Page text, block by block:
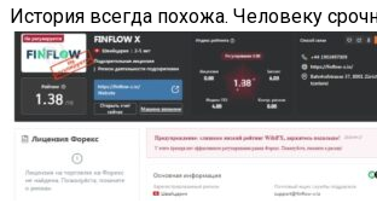
История всегда похожа. Человеку